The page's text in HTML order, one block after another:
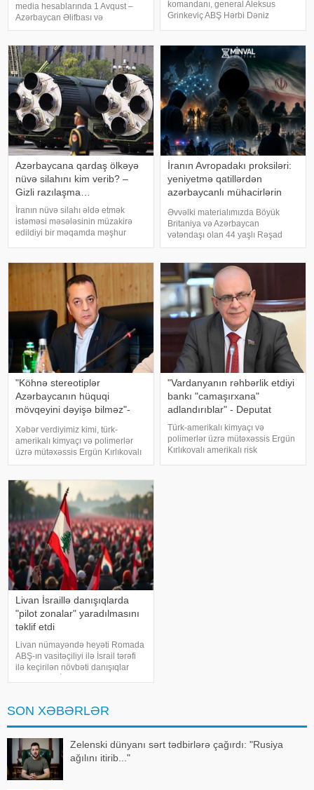
media hesablarında 1 Avqust –
Azərbaycan Əlifbası və
Azərbaycan Dili Günü ilə bağlı
paylaşımda deyilir:. "Bu gün 50
milyondan çox insan üçün
Azərbayca
komandanı, general Aleksus
Grinkeviç ABŞ Hərbi Dəniz
xəbərdarlıq ünvanlayıb.
KONKRET.azxəbər verir ki, onun
sözlərinə görə, mövcud resursla
Azərbaycana qardaş ölkəyə
nüvə silahını kim verib? –
Gizli razılaşma…
İranın nüvə silahı əldə etmək
istəməsi məsələsinin müzakirə
edildiyi bir məqamda məşhur
mərhum kralı Faysal ibn
Əbdüləziz Əl Səud Pakistanın
nüvə silahı proqramın
İranın Avropadakı proksiləri:
yeniyetmə qatillərdən
azərbaycanlı mühacirlərin
Əvvəlki materialımızda Böyük
Britaniya və Azərbaycan
vətəndaşı olan 44 yaşlı Rəşad
Sultanovun işi barədə ətraflı
Britaniyanın Akrotiri hərbi
bazasına qanunsuz daxil
olmaqda və İran İslam İnqilab
"Köhnə stereotiplər
Azərbaycanın hüquqi
mövqeyini dəyişə bilməz"-
Xəbər verdiyimiz kimi, türk-
amerikalı kimyaçı və polimerlər
üzrə mütəxəssis Ergün Kırlıkovalı
Ruben Vardanyanı dəstəkləməsi
gəlməkdən imtina etməsi ilə
əlaqədar amerikalı risk
tədqiqatçısı v
"Vardanyanın rəhbərlik etdiyi
bankı "camaşırxana"
adlandırıblar" - Deputat
Türk-amerikalı kimyaçı və
polimerlər üzrə mütəxəssis Ergün
Kırlıkovalı amerikalı risk
Livan İsraillə danışıqlarda
"pilot zonalar" yaradılmasını
təklif etdi
Livan nümayəndə heyəti Romada
ABŞ-ın vasitəçiliyi ilə İsrail tərəfi
ilə keçirilən növbəti danışıqlar
edib. Bu barəd
SON XƏBƏRLƏR
Zelenski dünyanı sərt tədbirlərə çağırdı: "Rusiya
ağılını itirib..."